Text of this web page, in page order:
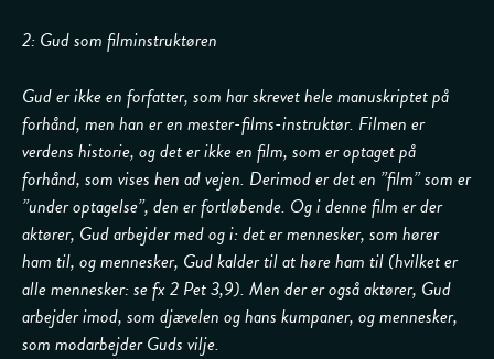
2: Gud som filminstruktøren
Gud er ikke en forfatter, som har skrevet hele manuskriptet på
forhånd, men han er en mester-films-instruktør. Filmen er
verdens historie, og det er ikke en film, som er optaget på
forhånd, som vises hen ad vejen. Derimod er det en ”film” som er
”under optagelse”, den er fortløbende. Og i denne film er der
aktører, Gud arbejder med og i: det er mennesker, som hører
ham til, og mennesker, Gud kalder til at høre ham til (hvilket er
alle mennesker: se fx 2 Pet 3,9). Men der er også aktører, Gud
arbejder imod, som djævelen og hans kumpaner, og mennesker,
som modarbejder Guds vilje.